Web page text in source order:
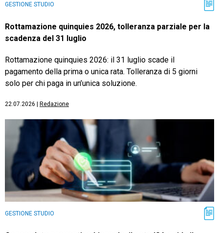
GESTIONE STUDIO
Rottamazione quinquies 2026, tolleranza parziale per la
scadenza del 31 luglio
Rottamazione quinquies 2026: il 31 luglio scade il
pagamento della prima o unica rata. Tolleranza di 5 giorni
solo per chi paga in un’unica soluzione.
22.07.2026 Redazione
GESTIONE STUDIO